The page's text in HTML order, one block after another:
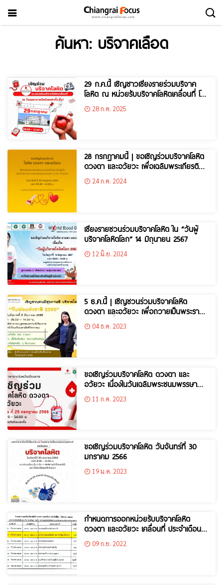
ค้นหา: บริจาคเลือด
29 ก.ค.นี้ เชิญชาวเชียงรายร่วมบริจาค
โลหิต ณ หน่วยรับบริจาคโลหิตเคลื่อนที่ โรง
พยาบาลห้วยปลากั้ง
28 ก.ค. 2025
28 กรกฏาคมนี้ | ขอเชิญร่วมบริจาคโลหิต
ดวงตา และอวัยวะ เพื่อเฉลิมพระเกียรติ
พระบาทสมเด็จพระเจ้าอยู่หัวฯ
พระชนมพรรษาครบ 6 รอบ 72 พรรษา
24 ก.ค. 2024
เชียงรายชวนร่วมบริจาคโลหิต ใน “วันผู้
บริจาคโลหิตโลก” 14 มิถุนายน 2567
12 มิ.ย. 2024
5 ธ.ค.นี้ | เชิญชวนร่วมบริจาคโลหิต
ดวงตา และอวัยวะ เพื่อถวายเป็นพระรา
ชกุศลฯ เนื่องในวันพ่อแห่งชาติ 2566
04 ธ.ค. 2023
ขอเชิญร่วมบริจาคโลหิต ดวงตา และ
อวัยวะ เนื่องในวันเฉลิมพระชนมพรรษา
พระบาทสมเด็จพระเจ้าอยู่หัว ร.10
11 ก.ค. 2023
ขอเชิญร่วมบริจาคโลหิต วันจันทร์ที่ 30
มกราคม 2566
19 ม.ค. 2023
กำหนดการออกหน่วยรับบริจาคโลหิต
ดวงตา และอวัยวะ เคลื่อนที่ ประจำเดือน
กันยายน 2565
09 ก.ย. 2022